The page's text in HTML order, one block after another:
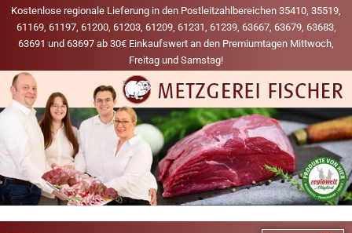
Kostenlose regionale Lieferung in den Postleitzahlbereichen 35410, 35519,
61169, 61197, 61200, 61203, 61209, 61231, 61239, 63667, 63679, 63683,
63691 und 63697 ab 30€ Einkaufswert an den Premiumtagen Mittwoch,
Freitag und Samstag!